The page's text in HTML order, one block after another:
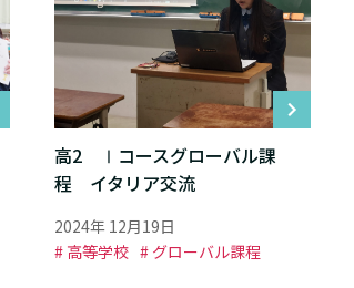
高2 Ⅰコースグローバル課
程 イタリア交流
2024年 12月19日
# 高等学校 # グローバル課程